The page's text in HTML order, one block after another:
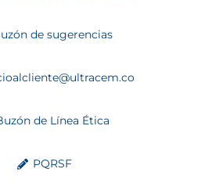
de sugerencias
de Línea Ética
PQRSF